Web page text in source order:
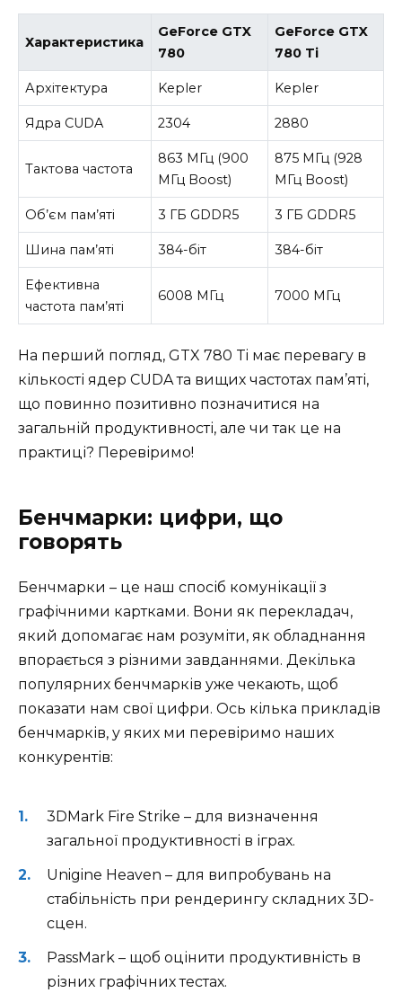
Характеристика
GeForce GTX
780
GeForce GTX
780 Ti
Архітектура Kepler Kepler
Ядра CUDA 2304 2880
Тактова частота
863 МГц (900
МГц Boost)
875 МГц (928
МГц Boost)
Об’єм пам’яті 3 ГБ GDDR5 3 ГБ GDDR5
Шина пам’яті 384-біт 384-біт
Ефективна
частота пам’яті
6008 МГц 7000 МГц
На перший погляд, GTX 780 Ti має перевагу в
кількості ядер CUDA та вищих частотах пам’яті,
що повинно позитивно позначитися на
загальній продуктивності, але чи так це на
практиці? Перевіримо!
Бенчмарки: цифри, що
говорять
Бенчмарки – це наш спосіб комунікації з
графічними картками. Вони як перекладач,
який допомагає нам розуміти, як обладнання
впорається з різними завданнями. Декілька
популярних бенчмарків уже чекають, щоб
показати нам свої цифри. Ось кілька прикладів
бенчмарків, у яких ми перевіримо наших
конкурентів:
3DMark Fire Strike – для визначення
загальної продуктивності в іграх.
Unigine Heaven – для випробувань на
стабільність при рендерингу складних 3D-
сцен.
PassMark – щоб оцінити продуктивність в
різних графічних тестах.